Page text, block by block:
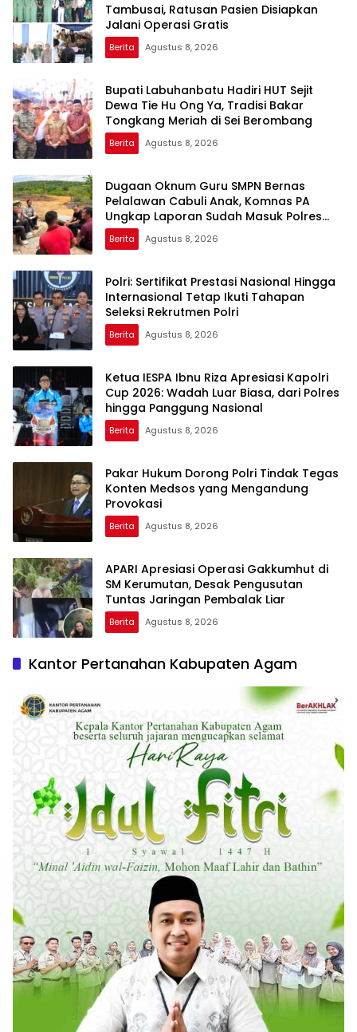
Tambusai, Ratusan Pasien Disiapkan
Jalani Operasi Gratis
Berita Agustus 8, 2026
Bupati Labuhanbatu Hadiri HUT Sejit
Dewa Tie Hu Ong Ya, Tradisi Bakar
Tongkang Meriah di Sei Berombang
Berita Agustus 8, 2026
Dugaan Oknum Guru SMPN Bernas
Pelalawan Cabuli Anak, Komnas PA
Ungkap Laporan Sudah Masuk Polres
Sejak Juli
Berita Agustus 8, 2026
Polri: Sertifikat Prestasi Nasional Hingga
Internasional Tetap Ikuti Tahapan
Seleksi Rekrutmen Polri
Berita Agustus 8, 2026
Ketua IESPA Ibnu Riza Apresiasi Kapolri
Cup 2026: Wadah Luar Biasa, dari Polres
hingga Panggung Nasional
Berita Agustus 8, 2026
Pakar Hukum Dorong Polri Tindak Tegas
Konten Medsos yang Mengandung
Provokasi
Berita Agustus 8, 2026
APARI Apresiasi Operasi Gakkumhut di
SM Kerumutan, Desak Pengusutan
Tuntas Jaringan Pembalak Liar
Berita Agustus 8, 2026
Kantor Pertanahan Kabupaten Agam